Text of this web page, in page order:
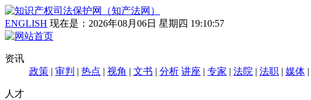
ENGLISH 现在是： 2026年08月06日 星期四 19:10:58
资讯
政策 | 审判 | 热点 | 视角 | 文书 | 分析 讲座 | 专家 | 法院 | 法职 | 媒体 |
人才